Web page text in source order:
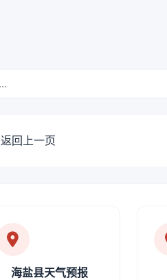
返回上一页
海盐县天气预报